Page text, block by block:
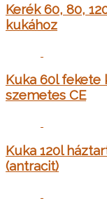
Kerék 60, 80,
kukához
Kuka 60l fekete
szemetes CE
Kuka 120l
(antracit)